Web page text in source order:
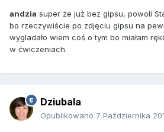
andzia super że już bez gipsu, powoli
bo rzeczywiście po zdjęciu gipsu na
wygladało wiem coś o tym bo miałam
w ćwiczeniach.
Dziubala
Opublikowano 7 Października